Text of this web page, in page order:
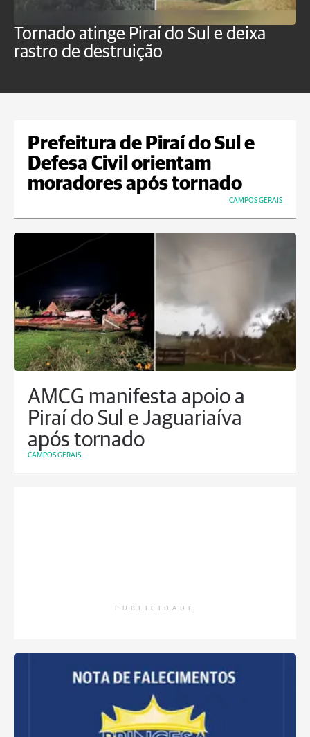
Tornado atinge Piraí do Sul e deixa
rastro de destruição
Prefeitura de Piraí do Sul e
Defesa Civil orientam
moradores após tornado
CAMPOS GERAIS
AMCG manifesta apoio a
Piraí do Sul e Jaguariaíva
após tornado
CAMPOS GERAIS
PUBLICIDADE